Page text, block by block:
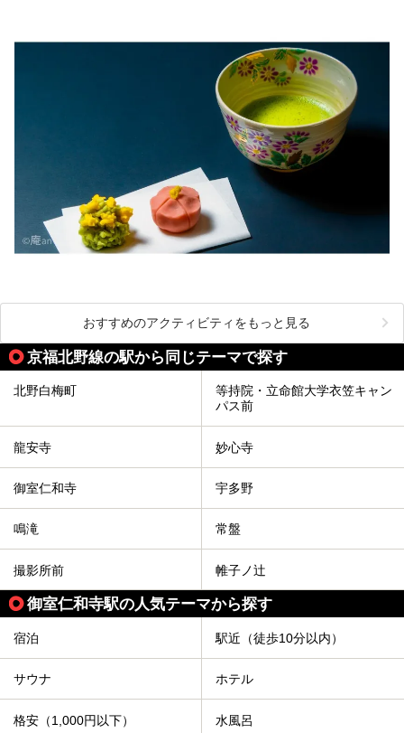
おすすめのアクティビティをもっと見る
京福北野線の駅から同じテーマで探す
北野白梅町
等持院・立命館大学衣笠キャン
パス前
龍安寺 妙心寺
御室仁和寺 宇多野
鳴滝 常盤
撮影所前 帷子ノ辻
御室仁和寺駅の人気テーマから探す
宿泊 駅近（徒歩10分以内）
サウナ ホテル
格安（1,000円以下） 水風呂